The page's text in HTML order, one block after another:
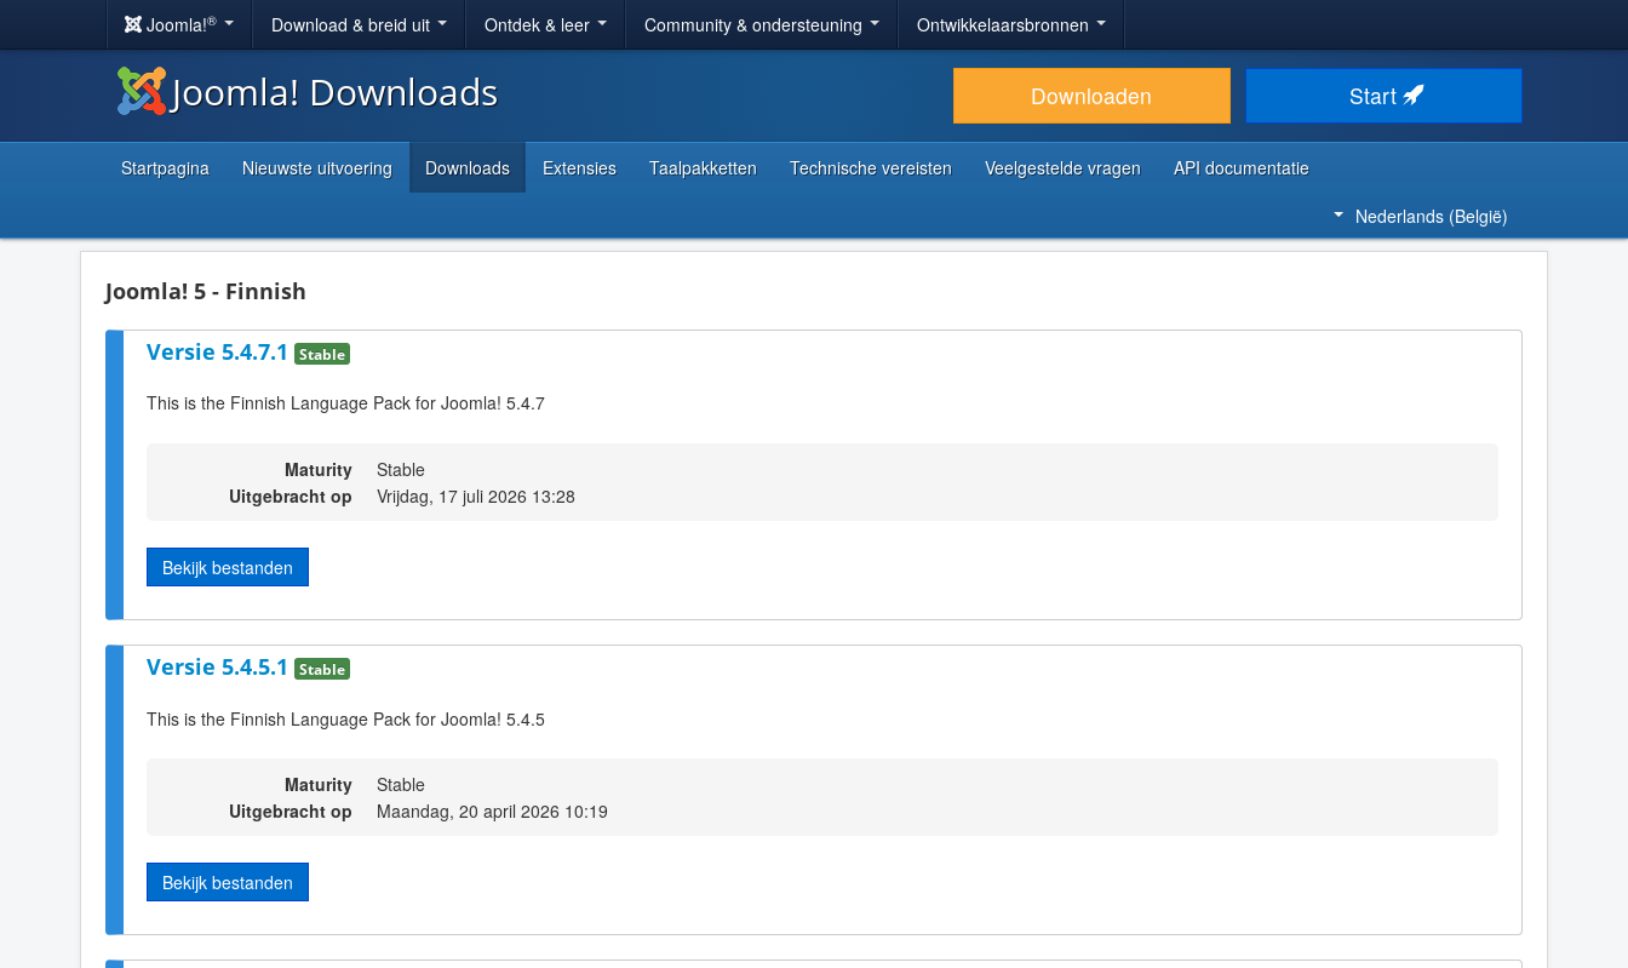
Joomla!® Download & breid uit Ontdek & leer Community & ondersteuning Ontwikkelaarsbronnen
Joomla! Downloads Downloaden Start
Startpagina Nieuwste uitvoering Downloads Extensies Taalpakketten Technische vereisten Veelgestelde vragen
API documentatie
Nederlands (België)
Joomla! 5 - Finnish
Versie 5.4.7.1 Stable
This is the Finnish Language Pack for Joomla! 5.4.7
Maturity
Stable
Uitgebracht op
Vrijdag, 17 juli 2026 13:28
Bekijk bestanden
Versie 5.4.5.1 Stable
This is the Finnish Language Pack for Joomla! 5.4.5
Maturity
Stable
Uitgebracht op
Maandag, 20 april 2026 10:19
Bekijk bestanden